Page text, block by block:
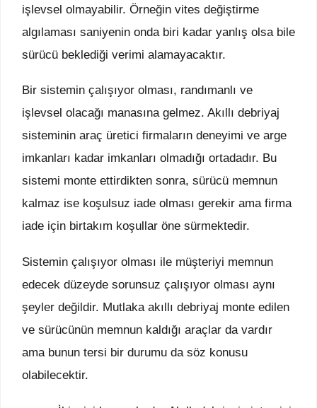
işlevsel olmayabilir. Örneğin vites değiştirme
algılaması saniyenin onda biri kadar yanlış olsa bile
sürücü beklediği verimi alamayacaktır.
Bir sistemin çalışıyor olması, randımanlı ve
işlevsel olacağı manasına gelmez. Akıllı debriyaj
sisteminin araç üretici firmaların deneyimi ve arge
imkanları kadar imkanları olmadığı ortadadır. Bu
sistemi monte ettirdikten sonra, sürücü memnun
kalmaz ise koşulsuz iade olması gerekir ama firma
iade için birtakım koşullar öne sürmektedir.
Sistemin çalışıyor olması ile müşteriyi memnun
edecek düzeyde sorunsuz çalışıyor olması aynı
şeyler değildir. Mutlaka akıllı debriyaj monte edilen
ve sürücünün memnun kaldığı araçlar da vardır
ama bunun tersi bir durumu da söz konusu
olabilecektir.